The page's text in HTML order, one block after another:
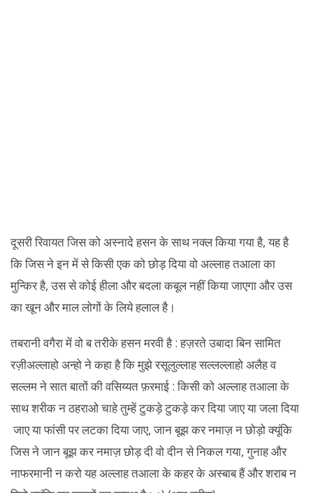
दूसरी रिवायत जिस को अस्नादे हसन के साथ नक्ल किया गया है, यह है
कि जिस ने इन में से किसी एक को छोड़ दिया वो अल्लाह तआला का
मुन्किर है, उस से कोई हीला और बदला कबूल नहीं किया जाएगा और उस
का खून और माल लोगों के लिये हलाल है।
तबरानी वगैरा में वो ब तरीके हसन मरवी है : हज़रते उबादा बिन सामित
रज़ीअल्लाहो अन्हो ने कहा है कि मुझे रसूलुल्लाह सल्लल्लाहो अलैह व
सल्लम ने सात बातों की वसिय्यत फ़रमाई : किसी को अल्लाह तआला के
साथ शरीक न ठहराओ चाहे तुम्हें टुकड़े टुकड़े कर दिया जाए या जला दिया
जाए या फांसी पर लटका दिया जाए, जान बूझ कर नमाज़ न छोड़ो क्यूंकि
जिस ने जान बूझ कर नमाज़ छोड़ दी वो दीन से निकल गया, गुनाह और
नाफरमानी न करो यह अल्लाह तआला के कहर के अस्बाब हैं और शराब न